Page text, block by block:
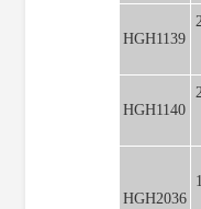
HGH1139
HGH1140
HGH2036